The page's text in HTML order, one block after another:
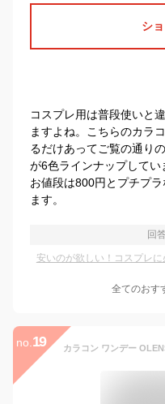
シ
コスプレ用は普段使いと
ますよね。こちらのカラ
るだけあってご覧の通り
が6色ラインナップして
お値段は800円とプチプ
ます。
回
安いのが欲しい！コスプレ
全てのおす
no. 19